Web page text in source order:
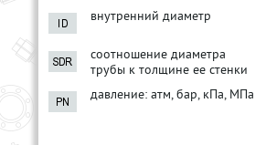
внутренний диаметр
соотношение диаметра
трубы к толщине ее стенки
давление: атм, бар, кПа, МПа